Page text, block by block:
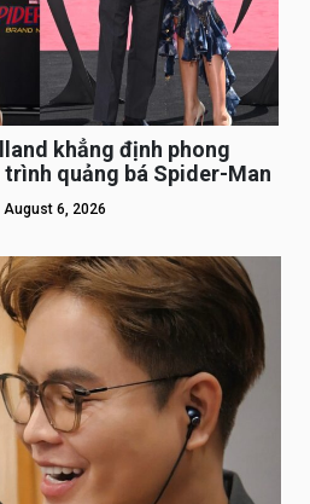
khẳng định phong
quảng bá Spider-Man
August 6, 2026